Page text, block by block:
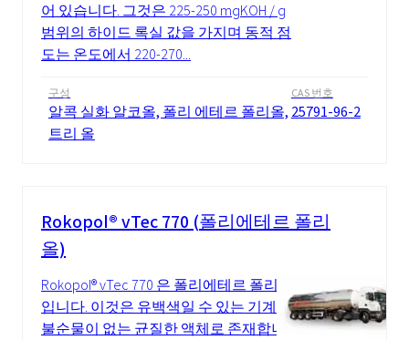
어 있습니다. 그것은 225-250 mgKOH / g
범위의 하이드 록실 값을 가지며 동적 점
도는 온도에서 220-270...
구성
알콕 실화 알코올, 폴리 에테르 폴리올,
트리 올
CAS 번호
25791-96-2
Rokopol® vTec 770 (폴리에테르 폴리
올)
Rokopol® vTec 770 은 폴리에테르 폴리올
입니다. 이것은 유백색일 수 있는 기계적
불순물이 없는 균질한 액체로 존재합니